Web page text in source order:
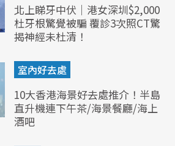
北上睇牙中伏｜港女深圳$2,000
杜牙根驚覺被騙 覆診3次照CT驚
揭神經未杜清！
室內好去處
10大香港海景好去處推介！半島
直升機連下午茶/海景餐廳/海上
酒吧